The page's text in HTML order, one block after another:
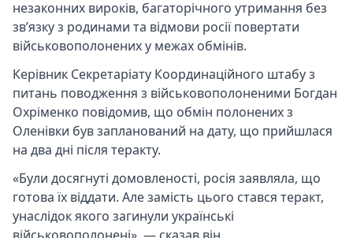
незаконних вироків, багаторічного утримання без
зв’язку з родинами та відмови росії повертати
військовополонених у межах обмінів.
Керівник Секретаріату Координаційного штабу з
питань поводження з військовополоненими Богдан
Охріменко повідомив, що обмін полонених з
Оленівки був запланований на дату, що прийшлася
на два дні після теракту.
«Були досягнуті домовленості, росія заявляла, що
готова їх віддати. Але замість цього стався теракт,
унаслідок якого загинули українські
військовополонені», — сказав він.